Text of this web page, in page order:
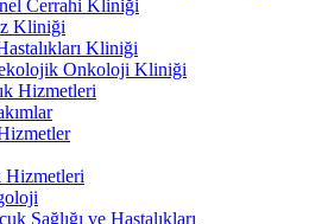
Cerrahi Kliniği
Kliniği
Kliniği
Onkoloji Kliniği
Hizmetleri
Sağlığı ve Hastalıkları